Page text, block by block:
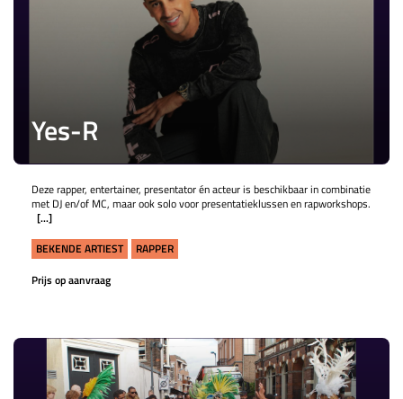
Yes-R
Deze rapper, entertainer, presentator én acteur is beschikbaar in combinatie
met DJ en/of MC, maar ook solo voor presentatieklussen en rapworkshops.
[...]
BEKENDE ARTIEST
RAPPER
Prijs op aanvraag